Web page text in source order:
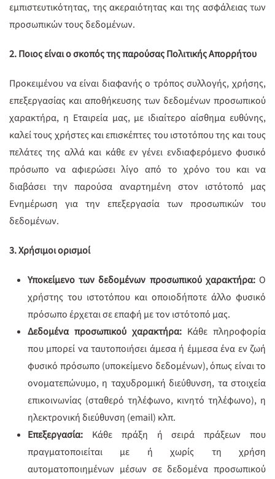
εμπιστευτικότητας, της ακεραιότητας και της ασφάλειας των
προσωπικών τους δεδομένων.
2. Ποιος είναι ο σκοπός της παρούσας Πολιτικής Απορρήτου
Προκειμένου να είναι διαφανής ο τρόπος συλλογής, χρήσης,
επεξεργασίας και αποθήκευσης των δεδομένων προσωπικού
χαρακτήρα, η Εταιρεία μας, με ιδιαίτερο αίσθημα ευθύνης,
καλεί τους χρήστες και επισκέπτες του ιστοτόπου της και τους
πελάτες της αλλά και κάθε εν γένει ενδιαφερόμενο φυσικό
πρόσωπο να αφιερώσει λίγο από το χρόνο του και να
διαβάσει την παρούσα αναρτημένη στον ιστότοπό μας
Ενημέρωση για την επεξεργασία των προσωπικών του
δεδομένων.
3. Χρήσιμοι ορισμοί
Υποκείμενο των δεδομένων προσωπικού χαρακτήρα: Ο
χρήστης του ιστοτόπου και οποιοδήποτε άλλο φυσικό
πρόσωπο έρχεται σε επαφή με τον ιστότοπό μας.
Δεδομένα προσωπικού χαρακτήρα: Κάθε πληροφορία
που μπορεί να ταυτοποιήσει άμεσα ή έμμεσα ένα εν ζωή
φυσικό πρόσωπο (υποκείμενο δεδομένων), όπως είναι το
ονοματεπώνυμο, η ταχυδρομική διεύθυνση, τα στοιχεία
επικοινωνίας (σταθερό τηλέφωνο, κινητό τηλέφωνο), η
ηλεκτρονική διεύθυνση (email) κλπ.
Επεξεργασία: Κάθε πράξη ή σειρά πράξεων που
πραγματοποιείται με ή χωρίς τη χρήση
αυτοματοποιημένων μέσων σε δεδομένα προσωπικού